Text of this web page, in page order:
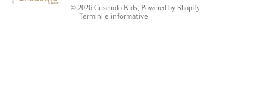
© 2026 Criscuolo Kids, Powered by Shopify
Termini e informative